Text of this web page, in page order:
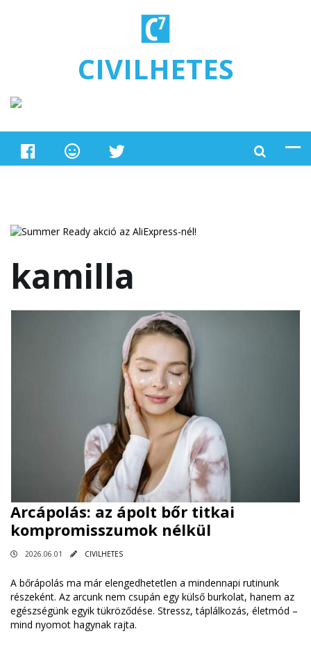
CIVILHETES
kamilla
Arcápolás: az ápolt bőr titkai
kompromisszumok nélkül
2026.06.01 CIVILHETES
A bőrápolás ma már elengedhetetlen a mindennapi rutinunk
részeként. Az arcunk nem csupán egy külső burkolat, hanem az
egészségünk egyik tükröződése. Stressz, táplálkozás, életmód –
mind nyomot hagynak rajta.